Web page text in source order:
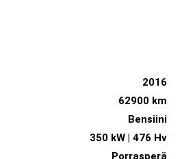
2016
62900 km
Bensiini
350 kW | 476 Hv
Porrasperä